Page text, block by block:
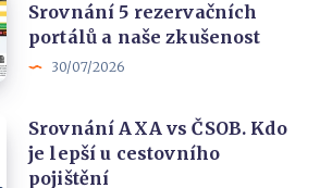
Srovnání 5 rezervačních
portálů a naše zkušenost
30/07/2026
Srovnání AXA vs ČSOB. Kdo
je lepší u cestovního
pojištění